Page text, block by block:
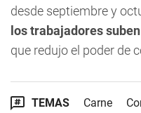
desde septiembre y
los trabajadores
que redujo el poder de
TEMAS Carne